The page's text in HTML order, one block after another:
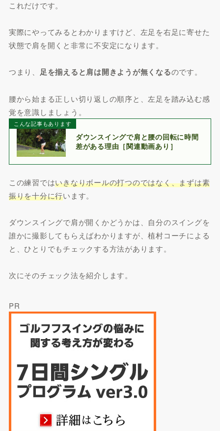
これだけです。
実際にやってみるとわかりますけど、左足を右足に寄せた
状態で肩を開くと非常に不安定になります。
つまり、 足を揃えると肩は開きようが無くなるのです。
腰から始まる正しい切り返しの順序と、左足を踏み込む感
覚を意識しましょう。
こんな記事もあります
ダウンスイングで肩と腰の回転に時間
差がある理由［関連動画あり］
この練習ではいきなりボールの打つのではなく、まずは素
振りを十分に行います。
ダウンスイングで肩が開くかどうかは、自分のスイングを
誰かに撮影してもらえばわかりますが、植村コーチによる
と、ひとりでもチェックする方法があります。
次にそのチェック法を紹介します。
PR